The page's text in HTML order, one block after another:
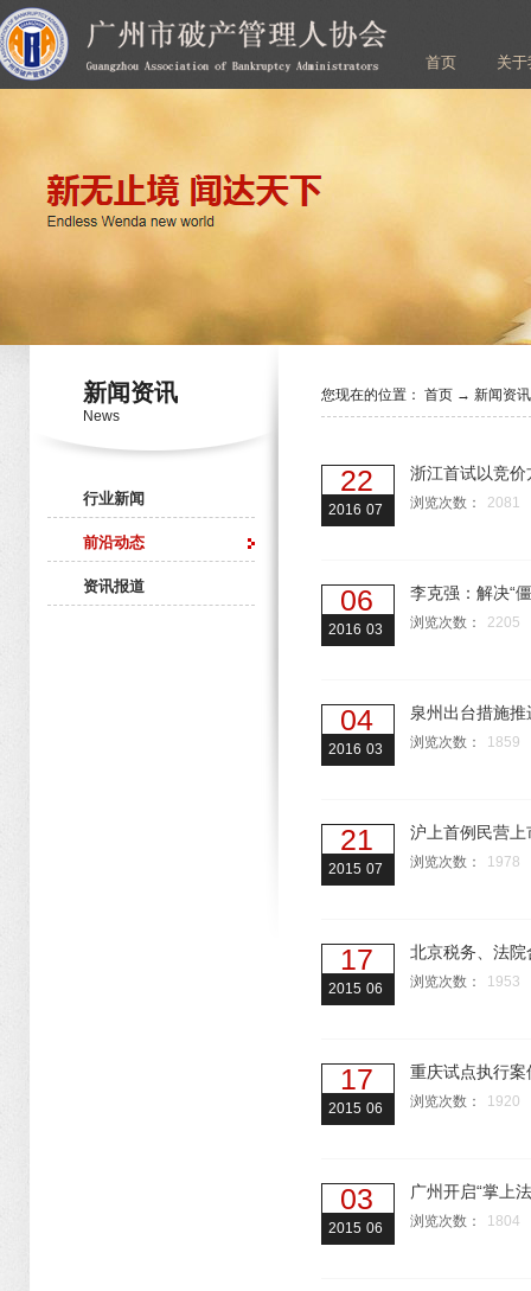
首页 关
新闻资讯
News
行业新闻
前沿动态
资讯报道
您现在的位置： 首页 → 新闻资讯
浙江首试以竞
2016 07
22
浏览次数： 2081
李克强：解决“
2016 03
06
浏览次数： 2205
泉州出台措施
2016 03
04
浏览次数： 1859
沪上首例民营
2015 07
21
浏览次数： 1978
北京税务、法
2015 06
17
浏览次数： 1953
重庆试点执行
2015 06
17
浏览次数： 1920
广州开启“掌上
2015 06
03
浏览次数： 1804